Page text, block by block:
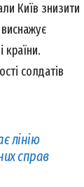
Київ знизити
країни.
солдатів
лінію
справ